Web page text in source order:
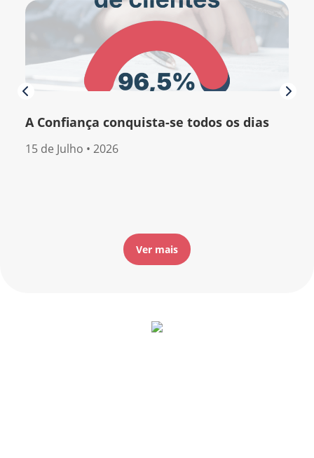
A Confiança conquista-se todos os dias
15 de Julho • 2026
Ver mais